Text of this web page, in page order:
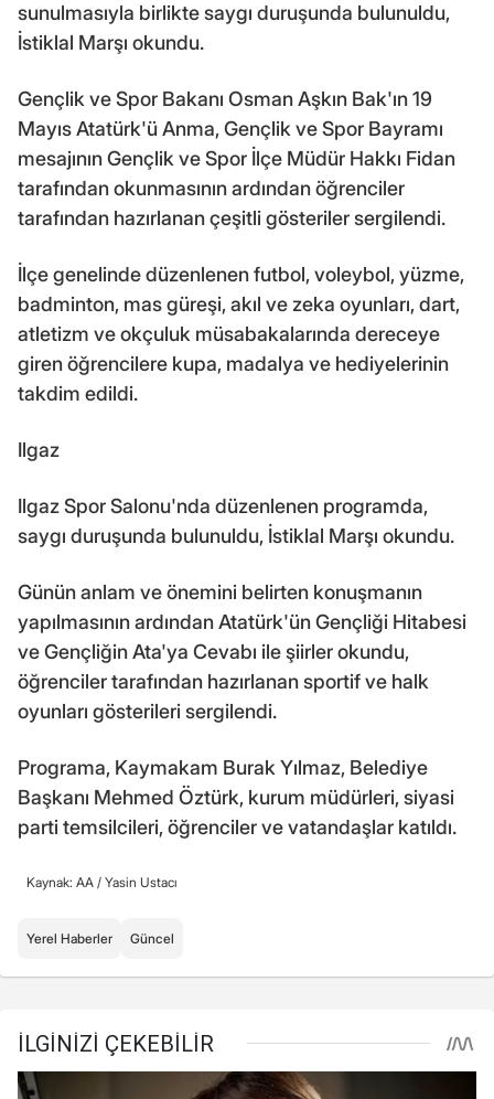
sunulmasıyla birlikte saygı duruşunda bulunuldu,
İstiklal Marşı okundu.
Gençlik ve Spor Bakanı Osman Aşkın Bak'ın 19
Mayıs Atatürk'ü Anma, Gençlik ve Spor Bayramı
mesajının Gençlik ve Spor İlçe Müdür Hakkı Fidan
tarafından okunmasının ardından öğrenciler
tarafından hazırlanan çeşitli gösteriler sergilendi.
İlçe genelinde düzenlenen futbol, voleybol, yüzme,
badminton, mas güreşi, akıl ve zeka oyunları, dart,
atletizm ve okçuluk müsabakalarında dereceye
giren öğrencilere kupa, madalya ve hediyelerinin
takdim edildi.
Ilgaz
Ilgaz Spor Salonu'nda düzenlenen programda,
saygı duruşunda bulunuldu, İstiklal Marşı okundu.
Günün anlam ve önemini belirten konuşmanın
yapılmasının ardından Atatürk'ün Gençliği Hitabesi
ve Gençliğin Ata'ya Cevabı ile şiirler okundu,
öğrenciler tarafından hazırlanan sportif ve halk
oyunları gösterileri sergilendi.
Programa, Kaymakam Burak Yılmaz, Belediye
Başkanı Mehmed Öztürk, kurum müdürleri, siyasi
parti temsilcileri, öğrenciler ve vatandaşlar katıldı.
Kaynak: AA / Yasin Ustacı
Yerel Haberler Güncel